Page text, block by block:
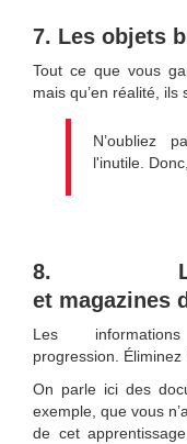
7. Les objets
Tout ce que vous
mais qu’en réalité,
N’oubliez
l'inutile.
8. Les
et magazines
Les
progression. Éliminez
On parle ici des
exemple, que vous
de cet